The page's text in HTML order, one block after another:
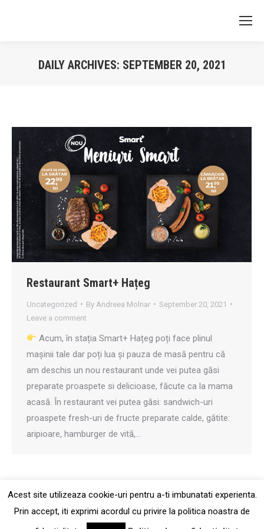
DAILY ARCHIVES: SEPTEMBER 20, 2021
Restaurant Smart+ Hațeg
Uncategorized By Andreea Molnar
September 20, 2021
Leave a comment
Acum, în stația Smart+ Hațeg poți face plinul
mașinii tale dar poți lua și pauza de masă pentru că
am deschis un nou restaurant unde vei putea găsi
preparate proaspete si delicioase, făcute ca la mama
acasă. În restaurant vei putea găsi: sandwich-uri
proaspete fresh-uri de fructe preparate calde, gătite:
aripioare, hamburger de vită,…
Copywrite 2023 Smart Management Invest | Toate drepturile rezervate |
Dezvoltat de
Acest site utilizeaza cookie-uri pentru a-ti imbunatati experienta.
Prin accept, iti exprimi acordul cu privire la politica noastra de